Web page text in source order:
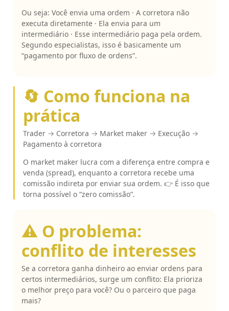
Ou seja: Você envia uma ordem · A corretora não
executa diretamente · Ela envia para um
intermediário · Esse intermediário paga pela ordem.
Segundo especialistas, isso é basicamente um
“pagamento por fluxo de ordens”.
🔄 Como funciona na
prática
Trader → Corretora → Market maker → Execução →
Pagamento à corretora
O market maker lucra com a diferença entre compra e
venda (spread), enquanto a corretora recebe uma
comissão indireta por enviar sua ordem. 👉 É isso que
torna possível o “zero comissão”.
⚠️ O problema:
conflito de interesses
Se a corretora ganha dinheiro ao enviar ordens para
certos intermediários, surge um conflito: Ela prioriza
o melhor preço para você? Ou o parceiro que paga
mais?